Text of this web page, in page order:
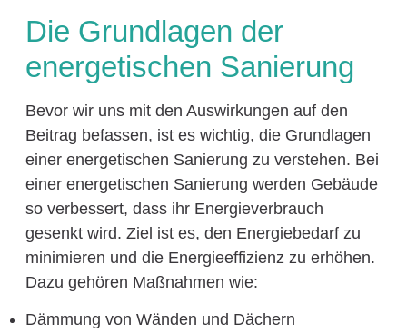
Die Grundlagen der
energetischen Sanierung
Bevor wir uns mit den Auswirkungen auf den
Beitrag befassen, ist es wichtig, die Grundlagen
einer energetischen Sanierung zu verstehen. Bei
einer energetischen Sanierung werden Gebäude
so verbessert, dass ihr Energieverbrauch
gesenkt wird. Ziel ist es, den Energiebedarf zu
minimieren und die Energieeffizienz zu erhöhen.
Dazu gehören Maßnahmen wie:
Dämmung von Wänden und Dächern